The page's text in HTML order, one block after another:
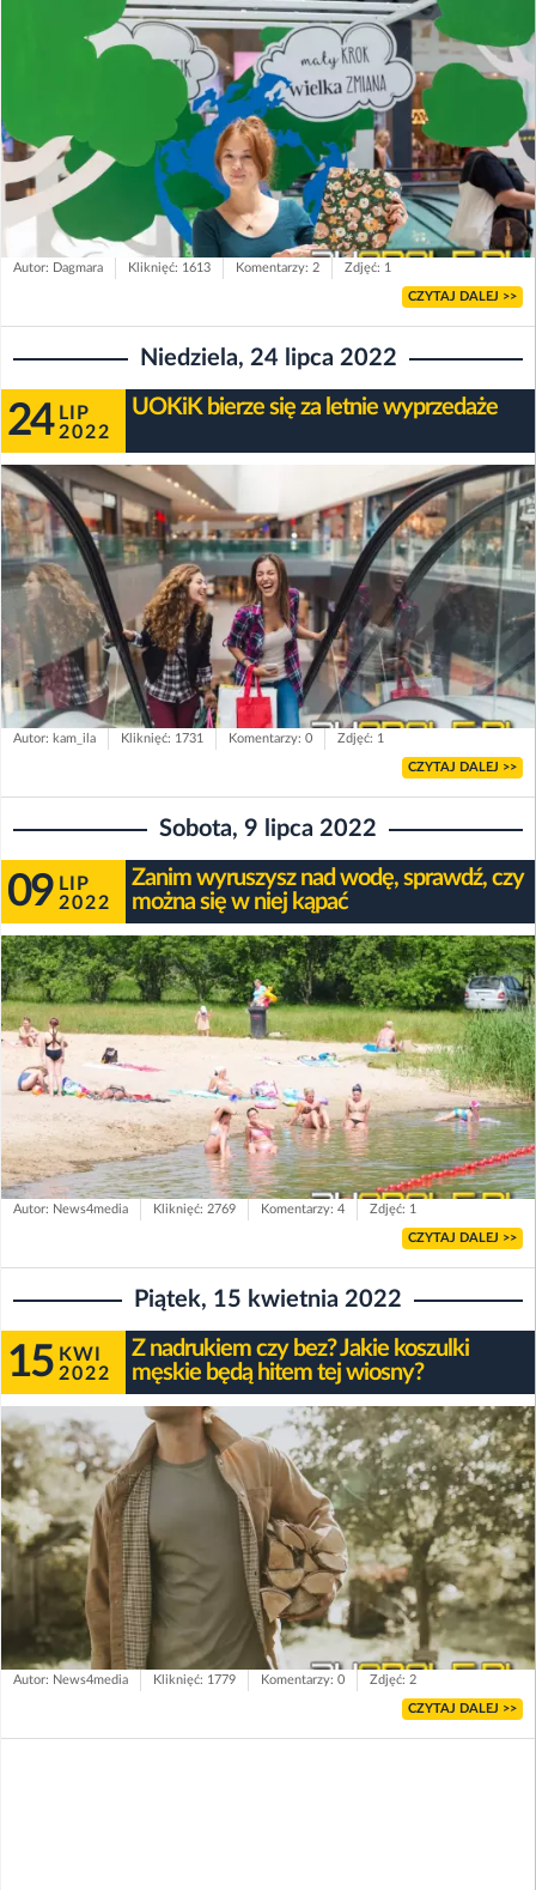
Autor: Dagmara Kliknięć: 1613 Komentarzy: 2 Zdjęć: 1
CZYTAJ DALEJ >>
Niedziela, 24 lipca 2022
24 LIP
2022
UOKiK bierze się za letnie wyprzedaże
Autor: kam_ila Kliknięć: 1731 Komentarzy: 0 Zdjęć: 1
CZYTAJ DALEJ >>
Sobota, 9 lipca 2022
09 LIP
2022
Zanim wyruszysz nad wodę, sprawdź, czy
można się w niej kąpać
Autor: News4media Kliknięć: 2769 Komentarzy: 4 Zdjęć: 1
CZYTAJ DALEJ >>
Piątek, 15 kwietnia 2022
15 KWI
2022
Z nadrukiem czy bez? Jakie koszulki
męskie będą hitem tej wiosny?
Autor: News4media Kliknięć: 1779 Komentarzy: 0 Zdjęć: 2
CZYTAJ DALEJ >>